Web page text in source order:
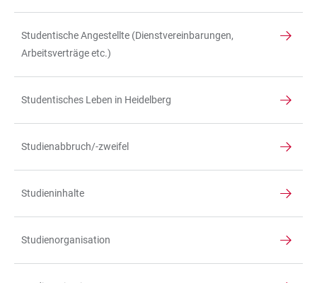
Studentische Angestellte (Dienstvereinbarungen,
Arbeitsverträge etc.)
Studentisches Leben in Heidelberg
Studienabbruch/-zweifel
Studieninhalte
Studienorganisation